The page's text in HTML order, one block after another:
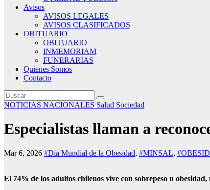
Avisos
AVISOS LEGALES
AVISOS CLASIFICADOS
OBITUARIO
OBITUARIO
INMEMORIAM
FUNERARIAS
Quienes Somos
Contacto
NOTICIAS NACIONALES Salud Sociedad
Especialistas llaman a
Mar 6, 2026 #Día Mundial de la Obesidad, #MINSAL,
El 74% de los adultos chilenos vive con sobrepeso u